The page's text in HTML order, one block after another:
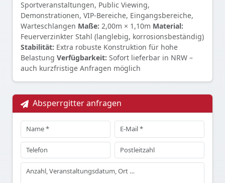
Sportveranstaltungen, Public Viewing,
Demonstrationen, VIP-Bereiche, Eingangsbereiche,
Warteschlangen Maße: 2,00m × 1,10m Material:
Feuerverzinkter Stahl (langlebig, korrosionsbeständig)
Stabilität: Extra robuste Konstruktion für hohe
Belastung Verfügbarkeit: Sofort lieferbar in NRW –
auch kurzfristige Anfragen möglich
Absperrgitter anfragen